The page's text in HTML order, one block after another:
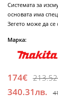
Системата за
основата има
Зегето може да
Марка:
174€
340.31лв.